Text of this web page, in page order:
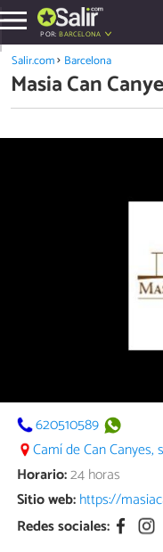
POR:BARCELONA
Salir.com Barcelona
Masia Can
620510589
Camí de Can Canyes,
Horario:24 horas
Sitio web:https://
Redes sociales: